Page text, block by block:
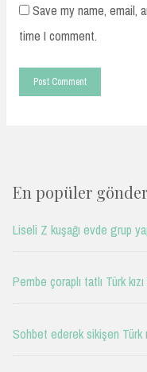
Save my name, email,
time I comment.
En popüler
Liseli Z kuşağı evde grup
Pembe çoraplı tatlı Türk
Sohbet ederek sikişen